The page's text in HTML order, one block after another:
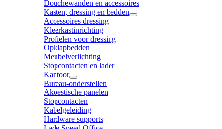
Douchewanden en accessoires
Kasten, dressing en bedden
Accessoires dressing
Kleerkastinrichting
Profielen voor dressing
Opklapbedden
Meubelverlichting
Stopcontacten en lader
Kantoor
Bureau-onderstellen
Akoestische panelen
Stopcontacten
Kabelgeleiding
Hardware supports